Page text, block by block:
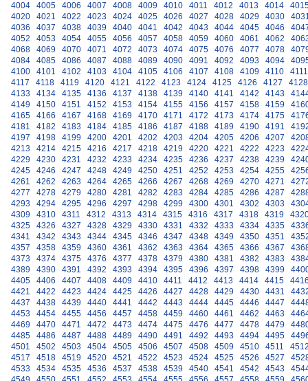
4004
4005 4006 4007 4008 4009 4010 4011 4012 4013 4014
4020
4021 4022 4023 4024 4025 4026 4027 4028 4029 4030
4036
4037 4038 4039 4040 4041 4042 4043 4044 4045 4046
4052
4053 4054 4055 4056 4057 4058 4059 4060 4061 4062
4068
4069 4070 4071 4072 4073 4074 4075 4076 4077 4078
4084
4085 4086 4087 4088 4089 4090 4091 4092 4093 4094
4100
4101 4102 4103 4104 4105 4106 4107 4108 4109 4110
4111
4117
4118 4119 4120 4121 4122 4123 4124 4125 4126 4127
4128
4133
4134 4135 4136 4137 4138 4139 4140 4141 4142 4143
4149
4150 4151 4152 4153 4154 4155 4156 4157 4158 4159
4165
4166 4167 4168 4169 4170 4171 4172 4173 4174 4175
4181
4182 4183 4184 4185 4186 4187 4188 4189 4190 4191
4197
4198 4199 4200 4201 4202 4203 4204 4205 4206 4207
4213
4214 4215 4216 4217 4218 4219 4220 4221 4222 4223
4229
4230 4231 4232 4233 4234 4235 4236 4237 4238 4239
4245
4246 4247 4248 4249 4250 4251 4252 4253 4254 4255
4261
4262 4263 4264 4265 4266 4267 4268 4269 4270 4271
4277
4278 4279 4280 4281 4282 4283 4284 4285 4286 4287
4293
4294 4295 4296 4297 4298 4299 4300 4301 4302 4303
4309
4310 4311 4312 4313 4314 4315 4316 4317 4318 4319
4325
4326 4327 4328 4329 4330 4331 4332 4333 4334 4335
4341
4342 4343 4344 4345 4346 4347 4348 4349 4350 4351
4357
4358 4359 4360 4361 4362 4363 4364 4365 4366 4367
4373
4374 4375 4376 4377 4378 4379 4380 4381 4382 4383
4389
4390 4391 4392 4393 4394 4395 4396 4397 4398 4399
4405
4406 4407 4408 4409 4410 4411 4412 4413 4414 4415
4421
4422 4423 4424 4425 4426 4427 4428 4429 4430 4431
4437
4438 4439 4440 4441 4442 4443 4444 4445 4446 4447
4453
4454 4455 4456 4457 4458 4459 4460 4461 4462 4463
4469
4470 4471 4472 4473 4474 4475 4476 4477 4478 4479
4485
4486 4487 4488 4489 4490 4491 4492 4493 4494 4495
4501
4502 4503 4504 4505 4506 4507 4508 4509 4510 4511
4517
4518 4519 4520 4521 4522 4523 4524 4525 4526 4527
4533
4534 4535 4536 4537 4538 4539 4540 4541 4542 4543